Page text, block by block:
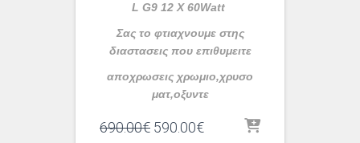
L G9 12 X 60Watt
Σας το φτιαχνουμε στης
διαστασεις που επιθυμειτε
αποχρωσεις χρωμιο,χρυσο
ματ,οξυντε
690.00€ Original
590.00€Η